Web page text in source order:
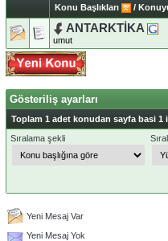
Konu Başlıkları /
ANTARKTİKA
umut
Gösteriliş ayarları
Toplam 1 adet konudan sayfa basi
Sıralama şekli
Yeni Mesaj Var
Yeni Mesaj Yok